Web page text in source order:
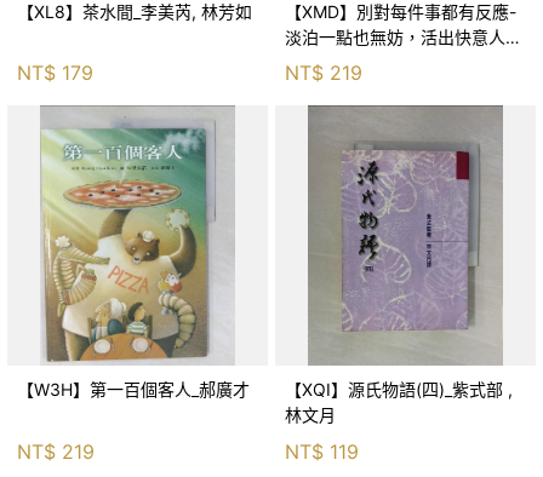
【XL8】茶水間_李美芮, 林芳如
NT$ 179
【XMD】別對每件事都有反應-
淡泊一點也無妨，活出快意人生
的99個禪練習！_枡野俊明, 黃
薇嬪
NT$ 219
【W3H】第一百個客人_郝廣才
NT$ 219
【XQI】源氏物語(四)_紫式部 ,
林文月
NT$ 119